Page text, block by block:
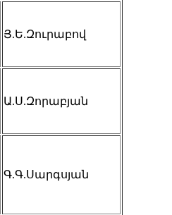
Յ.Ե.Զուրաբով
Ա.Ս.Զորաբյան
Գ.Գ.Սարգսյան